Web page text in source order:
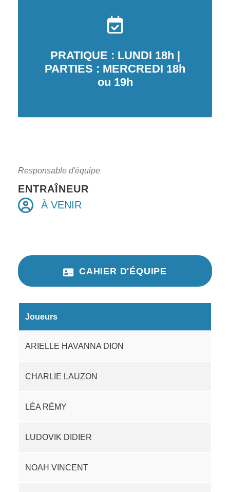
PRATIQUE : LUNDI 18h |
PARTIES : MERCREDI 18h
ou 19h
Responsable d'équipe
ENTRAÎNEUR
À VENIR
CAHIER D'ÉQUIPE
Joueurs
ARIELLE HAVANNA DION
CHARLIE LAUZON
LÉA RÉMY
LUDOVIK DIDIER
NOAH VINCENT